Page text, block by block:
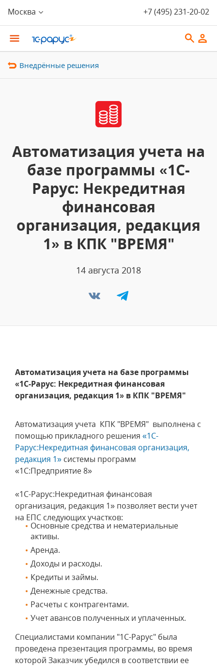
Москва +7 (495) 231-20-02
Внедрённые решения
Автоматизация учета на
базе программы «1С-
Рарус: Некредитная
финансовая
организация, редакция
1» в КПК "ВРЕМЯ"
14 августа 2018
Автоматизация учета на базе программы
«1С-Рарус: Некредитная финансовая
организация, редакция 1» в КПК "ВРЕМЯ"
Автоматизация учета КПК "ВРЕМЯ" выполнена с
помощью прикладного решения «1С-
Рарус:Некредитная финансовая организация,
редакция 1» системы программ
«1С:Предприятие 8»
«1С-Рарус:Некредитная финансовая
организация, редакция 1» позволяет вести учет
на ЕПС следующих участков:
Основные средства и нематериальные
активы.
Аренда.
Доходы и расходы.
Кредиты и займы.
Денежные средства.
Расчеты с контрагентами.
Учет авансов полученных и уплаченных.
Специалистами компании "1С-Рарус" была
проведена презентация программы, во время
которой Заказчик убедился в соответствии ее